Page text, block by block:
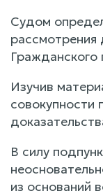
Судом
рассмотрения
Гражданского
Изучив
совокупности
В силу
из оснований